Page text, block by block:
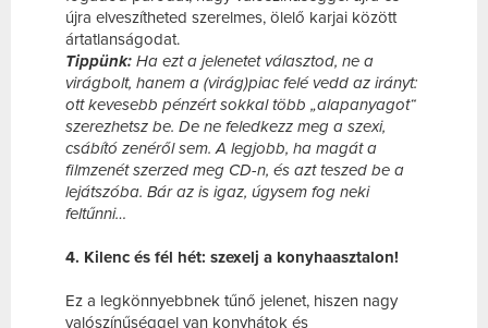
újra elveszítheted szerelmes, ölelő karjai között
ártatlanságodat.
Tippünk: Ha ezt a jelenetet választod, ne a
virágbolt, hanem a (virág)piac felé vedd az irányt:
ott kevesebb pénzért sokkal több „alapanyagot“
szerezhetsz be. De ne feledkezz meg a szexi,
csábító zenéről sem. A legjobb, ha magát a
filmzenét szerzed meg CD-n, és azt teszed be a
lejátszóba. Bár az is igaz, úgysem fog neki
feltűnni…
4. Kilenc és fél hét: szexelj a konyhaasztalon!
Ez a legkönnyebbnek tűnő jelenet, hiszen nagy
valószínűséggel van konyhátok és